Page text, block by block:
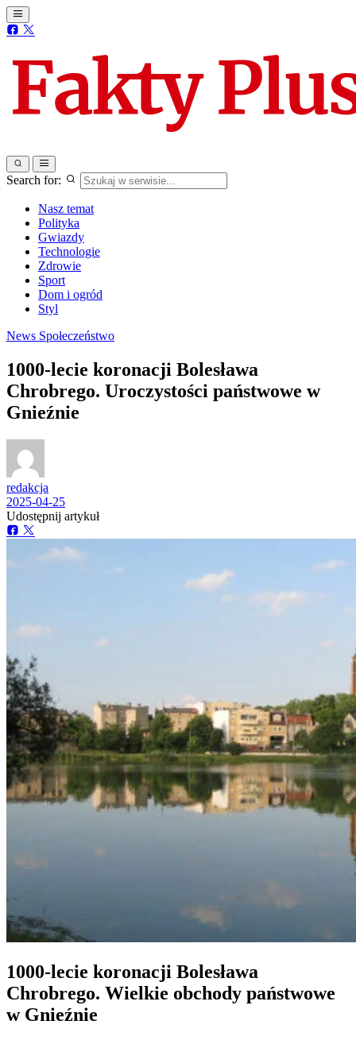
Search for:
Nasz temat
Polityka
Gwiazdy
Technologie
Zdrowie
Sport
Dom i ogród
Styl
News Społeczeństwo
1000-lecie koronacji Bolesława
Chrobrego. Uroczystości państwowe w
Gnieźnie
redakcja
2025-04-25
Udostępnij artykuł
1000-lecie koronacji Bolesława
Chrobrego. Wielkie obchody państwowe
w Gnieźnie